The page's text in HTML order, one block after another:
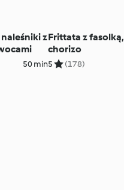
z
50 min
Frittata z
chorizo
5 (178)